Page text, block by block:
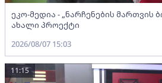
ეკო-მედია - „ნარჩენების მართვის
ახალი პროექტი
2026/08/07 15:03
11:15